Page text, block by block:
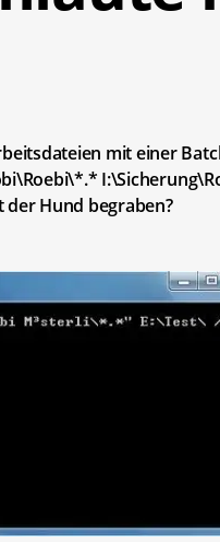
mit einer
der Hund begraben?